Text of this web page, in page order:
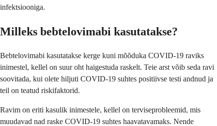
infektsiooniga.
Milleks bebtelovimabi kasutatakse?
Bebtelovimabi kasutatakse kerge kuni mõõduka COVID-19 raviks
inimestel, kellel on suur oht haigestuda raskelt. Teie arst võib seda ravi
soovitada, kui olete hiljuti COVID-19 suhtes positiivse testi andnud ja
teil on teatud riskifaktorid.
Ravim on eriti kasulik inimestele, kellel on terviseprobleemid, mis
muudavad nad raske COVID-19 suhtes haavatavamaks. Nende